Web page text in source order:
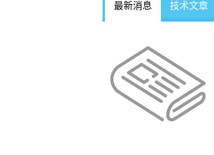
最新消息 技术文章